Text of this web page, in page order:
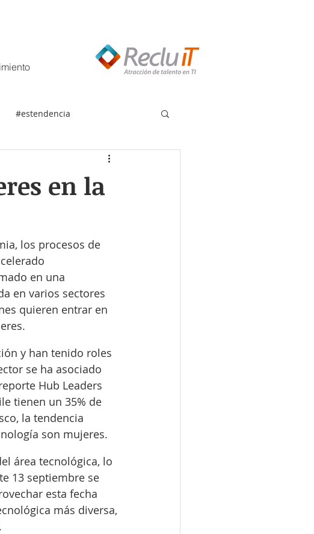
#estendencia
en la
los procesos de
en una
en varios sectores
quieren entrar en
y han tenido roles
se ha asociado
Hub Leaders
tienen un 35% de
la tendencia
son mujeres.
área tecnológica, lo
13 septiembre se
esta fecha
más diversa,